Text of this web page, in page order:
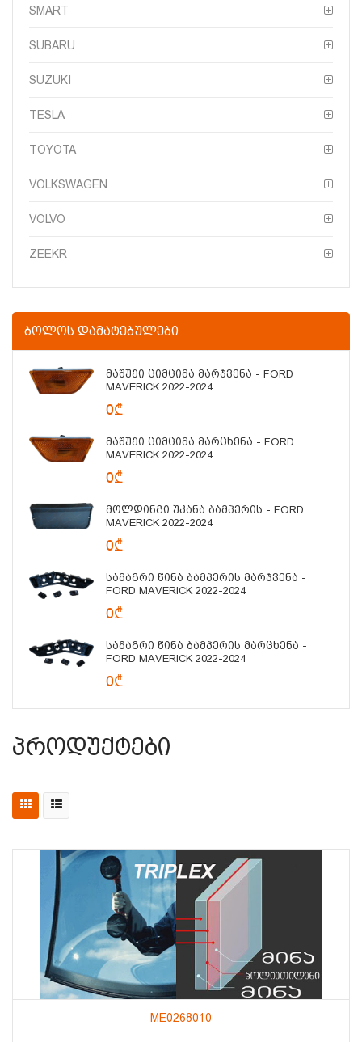
SMART
SUBARU
SUZUKI
TESLA
TOYOTA
VOLKSWAGEN
VOLVO
ZEEKR
ᲑᲝᲚᲝᲡ ᲓᲐᲛᲐᲢᲔᲑᲣᲚᲔᲑᲘ
Მაშუქი Ციმციმა Მარჯვენა - FORD
MAVERICK 2022-2024
0₾
Მაშუქი Ციმციმა Მარცხენა - FORD
MAVERICK 2022-2024
0₾
Მოლდინგი Უკანა Ბამპერის - FORD
MAVERICK 2022-2024
0₾
Სამაგრი Წინა Ბამპერის Მარჯვენა -
FORD MAVERICK 2022-2024
0₾
Სამაგრი Წინა Ბამპერის Მარცხენა -
FORD MAVERICK 2022-2024
0₾
Პროდუქტები
ME0268010